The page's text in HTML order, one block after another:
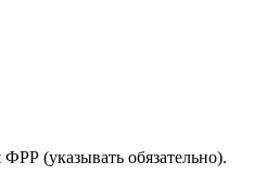
(указывать обязательно).